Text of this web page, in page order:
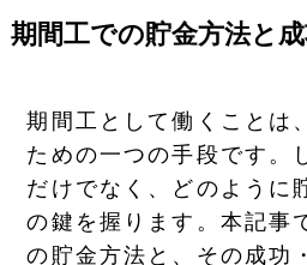
期間工での貯金方法と
期間工として働くことは
ための一つの手段です。
だけでなく、どのように
の鍵を握ります。本記事
の貯金方法と、その成功